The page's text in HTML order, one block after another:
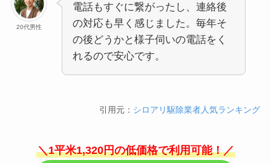
20代男性
電話もすぐに繋がったし、連絡後
の対応も早く感じました。毎年そ
の後どうかと様子伺いの電話をく
れるので安心です。
引用元： シロアリ駆除業者人気ランキング
＼1平米1,320円の低価格で利用可能！／